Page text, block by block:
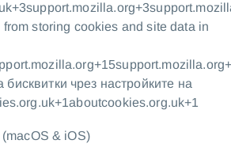
storing cookies and site data in
чрез настройките на
& iOS)